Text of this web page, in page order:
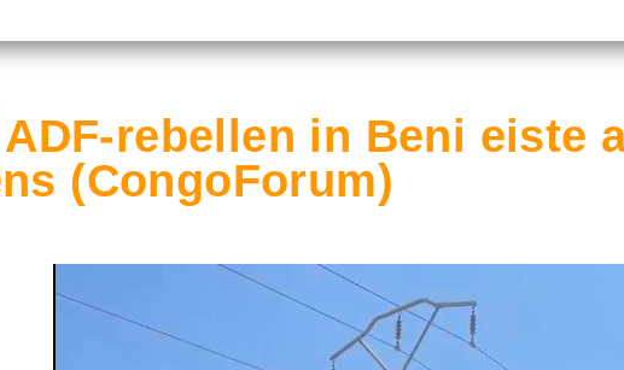
rebellen in Beni eiste
(CongoForum)